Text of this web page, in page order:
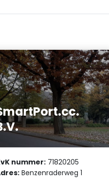
nummer: 71820205
Benzenraderweg 1